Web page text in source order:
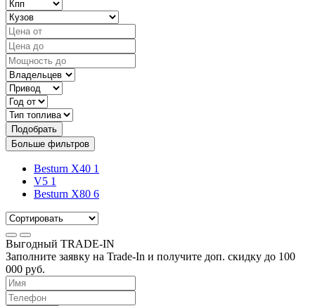
Подобрать
Больше фильтров
Besturn X40 1
V5 1
Besturn X80 6
Выгодный TRADE-IN
Заполните заявку на Trade-In и получите доп. скидку до 100
000 руб.